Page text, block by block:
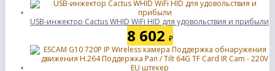
USB-инжектор Cactus WHID WiFi HID для удовольствия и прибыли
8 602 ₽